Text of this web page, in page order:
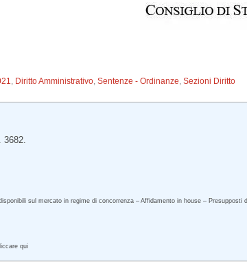
, Diritto Amministrativo,Sentenze - Ordinanze,Sezioni Diritto
3682.
sul mercato in regime di concorrenza – Affidamento in house – Presupposti
qui